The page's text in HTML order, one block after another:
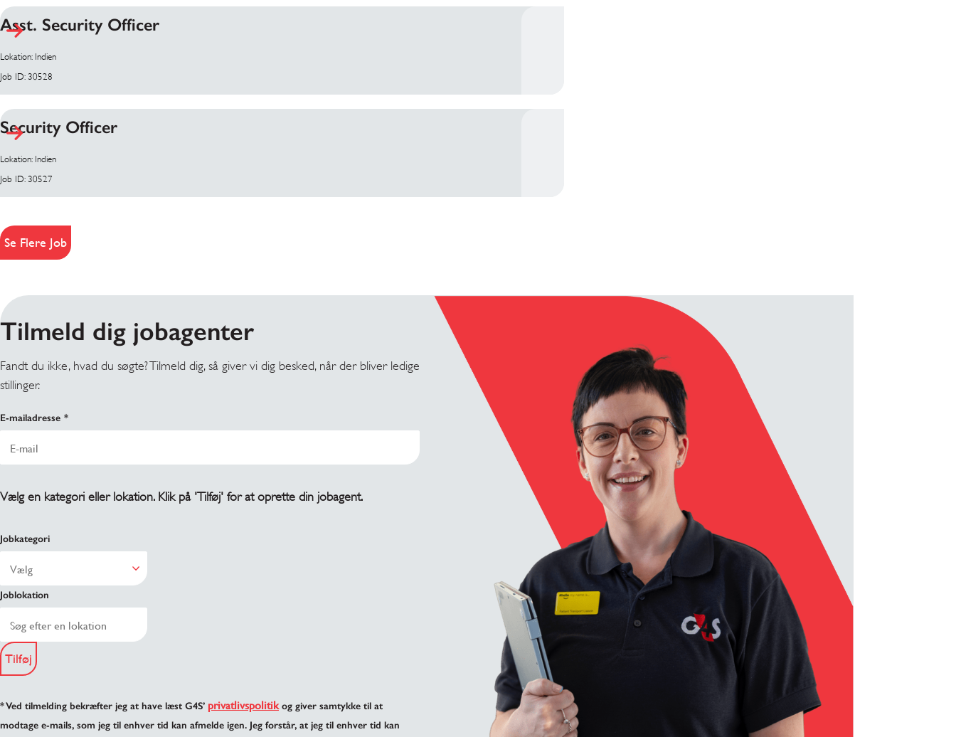
Asst. Security Officer
Lokation: Indien
Job ID: 30528
Security Officer
Lokation: Indien
Job ID: 30527
Se Flere Job
Tilmeld dig jobagenter
Fandt du ikke, hvad du søgte? Tilmeld dig, så giver vi dig besked, når der bliver ledige
stillinger.
E-mailadresse
Vælg en kategori eller lokation. Klik på 'Tilføj' for at oprette din jobagent.
Jobkategori
Joblokation
Tilføj
* Ved tilmelding bekræfter jeg at have læst G4S’ privatlivspolitikog giver samtykke til at
modtage e-mails, som jeg til enhver tid kan afmelde igen. Jeg forstår, at jeg til enhver tid kan